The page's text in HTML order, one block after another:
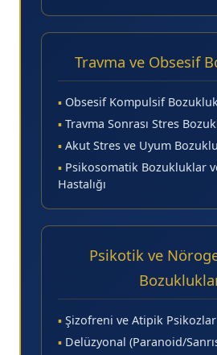
Travma ve Obsesif
▪ Obsesif Kompulsif
▪ Travma Sonrası Stres
▪ Akut Stres ve Uyum
▪ Psikosomatik Bozukluklar
Hastalığı
Psikotik ve
▪ Şizofreni ve Atipik Psikozlar
▪ Delüzyonal (Paranoid/